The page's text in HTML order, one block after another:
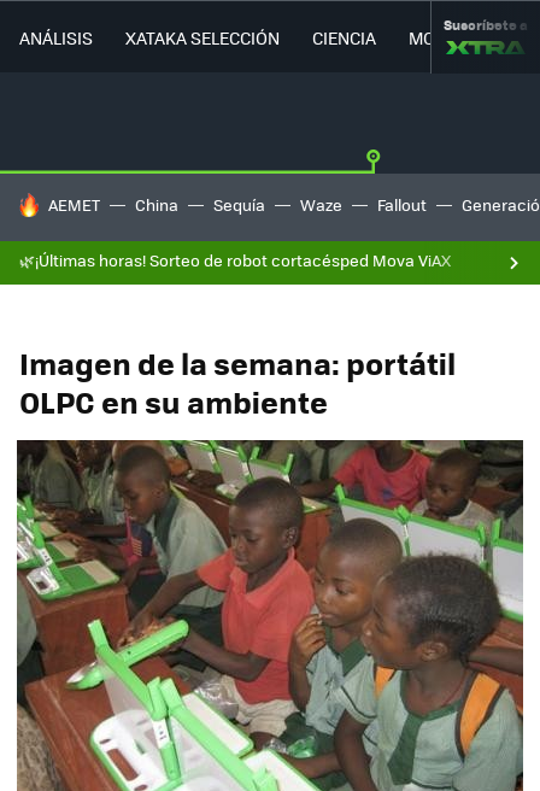
ANÁLISIS XATAKA SELECCIÓN CIENCIA MOVILIDAD
Suscríbete a
HOY SE HABLA DE
AEMET China Sequía Waze Fallout
🌿¡Últimas horas! Sorteo de robot cortacésped Mova ViAX
Imagen de la semana: portátil
OLPC en su ambiente